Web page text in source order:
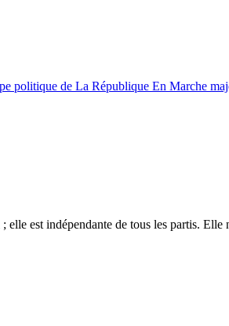
politique de La République En Marche
est indépendante de tous les partis.